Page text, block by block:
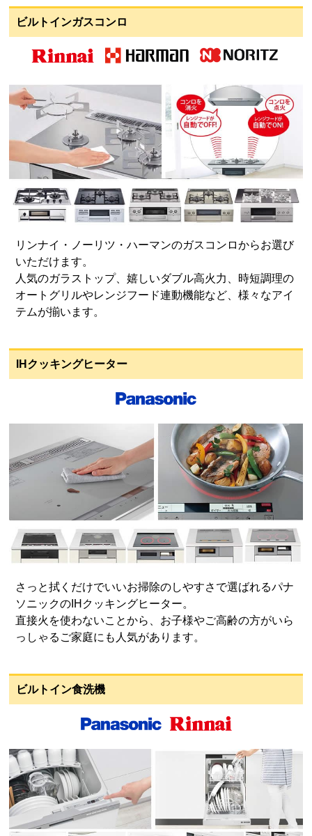
ビルトインガスコンロ
リンナイ・ノーリツ・ハーマンのガスコンロからお選び
いただけます。
人気のガラストップ、嬉しいダブル高火力、時短調理の
オートグリルやレンジフード連動機能など、様々なアイ
テムが揃います。
IHクッキングヒーター
さっと拭くだけでいいお掃除のしやすさで選ばれるパナ
ソニックのIHクッキングヒーター。
直接火を使わないことから、お子様やご高齢の方がいら
っしゃるご家庭にも人気があります。
ビルトイン食洗機